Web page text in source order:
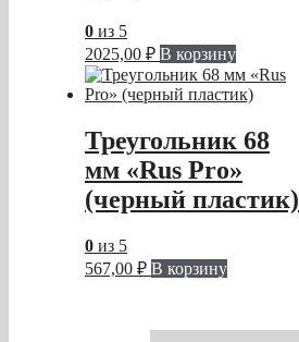
0 из 5
2025,00 ₽ В корзину
Треугольник 68
мм «Rus Pro»
(черный пластик)
0 из 5
567,00 ₽ В корзину